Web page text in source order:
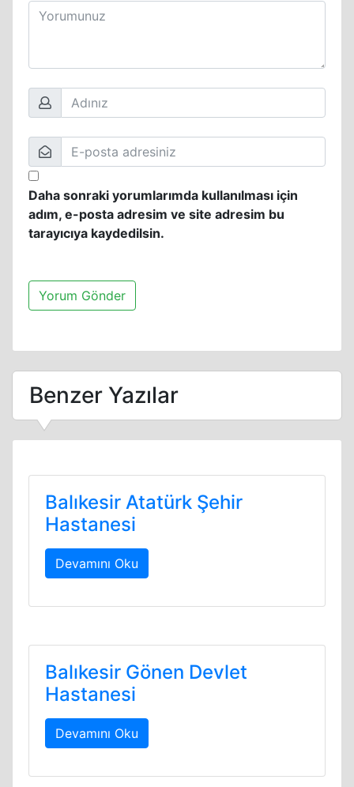
Daha sonraki yorumlarımda kullanılması için
adım, e-posta adresim ve site adresim bu
tarayıcıya kaydedilsin.
Benzer Yazılar
Balıkesir Atatürk Şehir
Hastanesi
Devamını Oku
Balıkesir Gönen Devlet
Hastanesi
Devamını Oku